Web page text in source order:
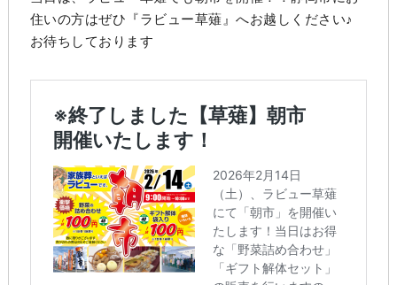
住いの方はぜひ『ラビュー草薙』へお越しください♪
お待ちしております